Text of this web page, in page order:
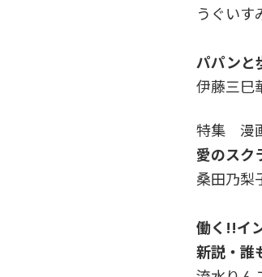
うぐいす
パパンと
伊藤三巳
特集 漫
愛のスク
桑田乃梨
働く!!イ
新説・誰